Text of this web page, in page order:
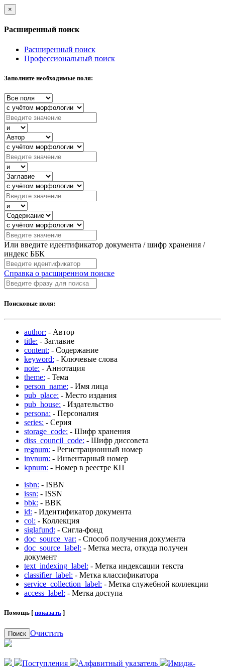
×
Расширенный поиск
Расширенный поиск
Профессиональный поиск
Заполните необходимые поля:
Или введите идентификатор документа / шифр хранения /
индекс ББК
Справка о расширенном поиске
Поисковые поля:
author: - Автор
title: - Заглавие
content: - Содержание
keyword: - Ключевые слова
note: - Аннотация
theme: - Тема
person_name: - Имя лица
pub_place: - Место издания
pub_house: - Издательство
persona: - Персоналия
series: - Серия
storage_code: - Шифр хранения
diss_council_code: - Шифр диссовета
regnum: - Регистрационный номер
invnum: - Инвентарный номер
kpnum: - Номер в реестре КП
isbn: - ISBN
issn: - ISSN
bbk: - BBK
id: - Идентификатор документа
col: - Коллекция
siglafund: - Сигла-фонд
doc_source_var: - Способ получения документа
doc_source_label: - Метка места, откуда получен
документ
text_indexing_label: - Метка индексации текста
classifier_label: - Метка классификатора
service_collection_label: - Метка служебной коллекции
access_label: - Метка доступа
Помощь [ показать ]
Поиск Очистить
Поступления Алфавитный указатель
Имидж-